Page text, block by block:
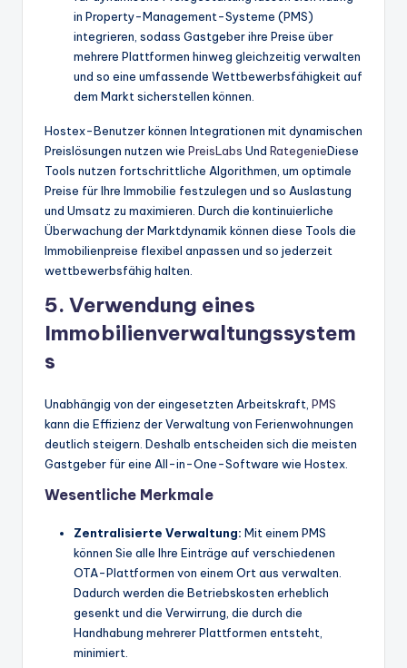
in Property-Management-Systeme (PMS)
integrieren, sodass Gastgeber ihre Preise über
mehrere Plattformen hinweg gleichzeitig verwalten
und so eine umfassende Wettbewerbsfähigkeit auf
dem Markt sicherstellen können.
Hostex-Benutzer können Integrationen mit dynamischen
Preislösungen nutzen wie PreisLabs Und RategenieDiese
Tools nutzen fortschrittliche Algorithmen, um optimale
Preise für Ihre Immobilie festzulegen und so Auslastung
und Umsatz zu maximieren. Durch die kontinuierliche
Überwachung der Marktdynamik können diese Tools die
Immobilienpreise flexibel anpassen und so jederzeit
wettbewerbsfähig halten.
5. Verwendung eines
Immobilienverwaltungssystem
s
Unabhängig von der eingesetzten Arbeitskraft, PMS
kann die Effizienz der Verwaltung von Ferienwohnungen
deutlich steigern. Deshalb entscheiden sich die meisten
Gastgeber für eine All-in-One-Software wie Hostex.
Wesentliche Merkmale
Zentralisierte Verwaltung: Mit einem PMS
können Sie alle Ihre Einträge auf verschiedenen
OTA-Plattformen von einem Ort aus verwalten.
Dadurch werden die Betriebskosten erheblich
gesenkt und die Verwirrung, die durch die
Handhabung mehrerer Plattformen entsteht,
minimiert.